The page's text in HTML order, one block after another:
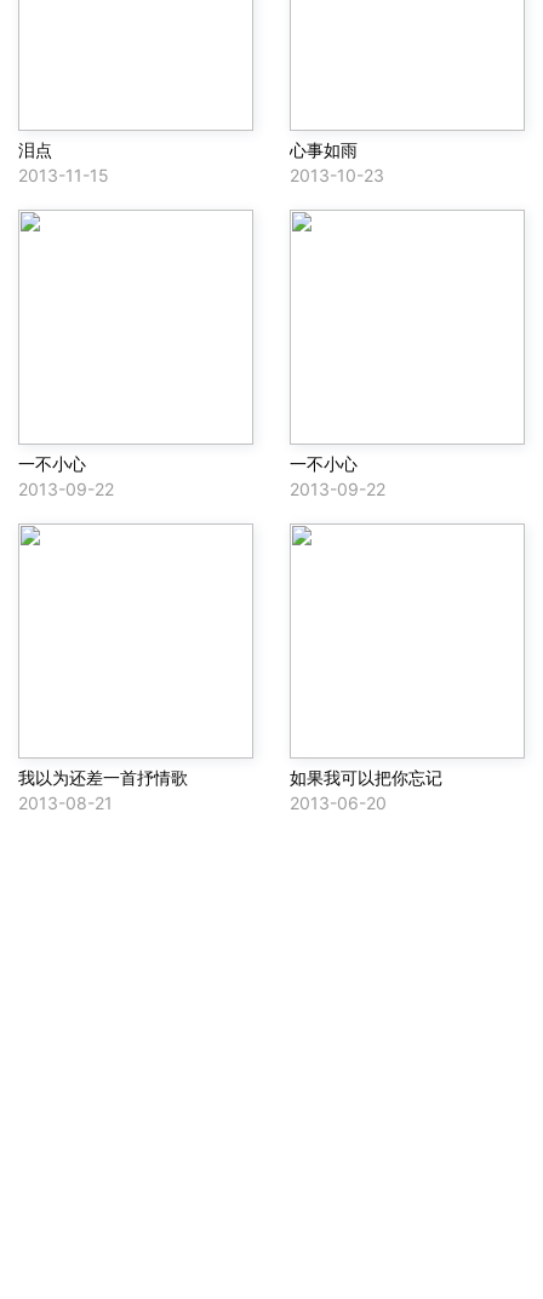
泪点
2013-11-15
心事如雨
2013-10-23
一不小心
2013-09-22
一不小心
2013-09-22
我以为还差一首抒情歌
2013-08-21
如果我可以把你忘记
2013-06-20